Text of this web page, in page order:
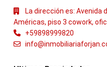
La dirección es: Avenida
Américas, piso 3 cowork,
+59898999820